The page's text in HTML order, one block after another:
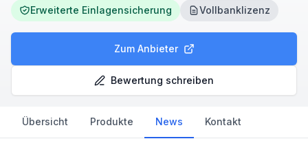
Erweiterte Einlagensicherung Vollbanklizenz
Zum Anbieter
Bewertung schreiben
Übersicht Produkte News Kontakt